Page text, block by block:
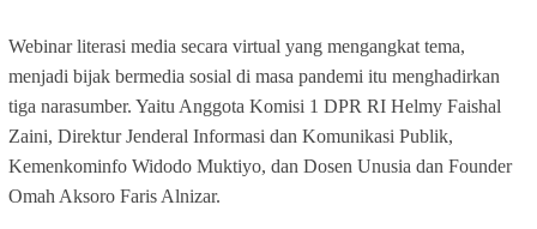
Webinar literasi media secara virtual yang mengangkat tema,
menjadi bijak bermedia sosial di masa pandemi itu menghadirkan
tiga narasumber. Yaitu Anggota Komisi 1 DPR RI Helmy Faishal
Zaini, Direktur Jenderal Informasi dan Komunikasi Publik,
Kemenkominfo Widodo Muktiyo, dan Dosen Unusia dan Founder
Omah Aksoro Faris Alnizar.